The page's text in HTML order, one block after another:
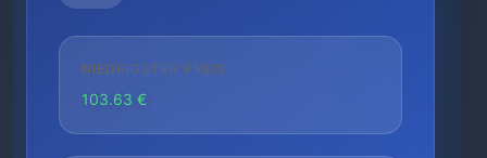
NIEDRIGSTER PREIS
103.63 €